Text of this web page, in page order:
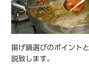
揚げ鍋選びのポイント
説致します。